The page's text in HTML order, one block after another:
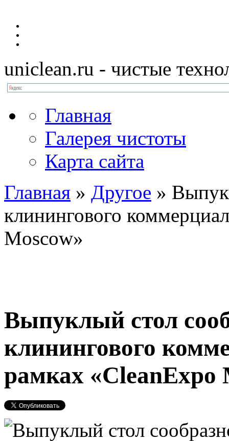
uniclean.ru - чистые
Главная
Галерея чистоты
Карта сайта
Главная » Другое »
клинингового
Moscow»
Выпуклый стол
клинингового
рамках «CleanExpo